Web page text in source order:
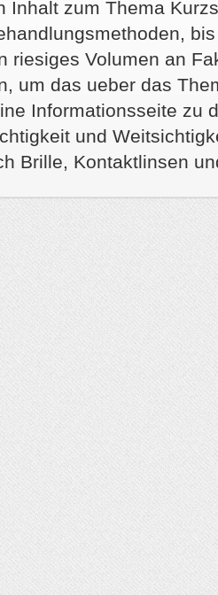
Inhalt zum Thema
riesiges Volumen an
um das ueber das
Informationsseite zu
und
Brille, Kontaktlinsen